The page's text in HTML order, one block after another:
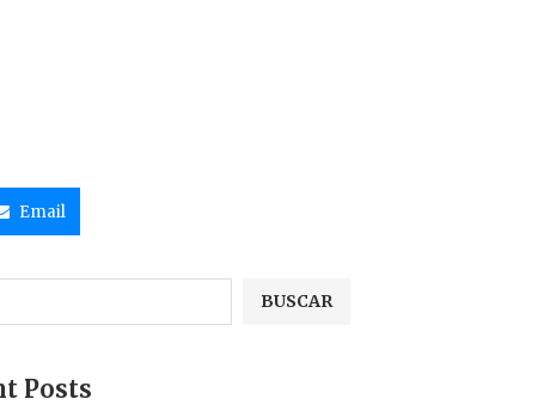
Email
BUSCAR
Posts